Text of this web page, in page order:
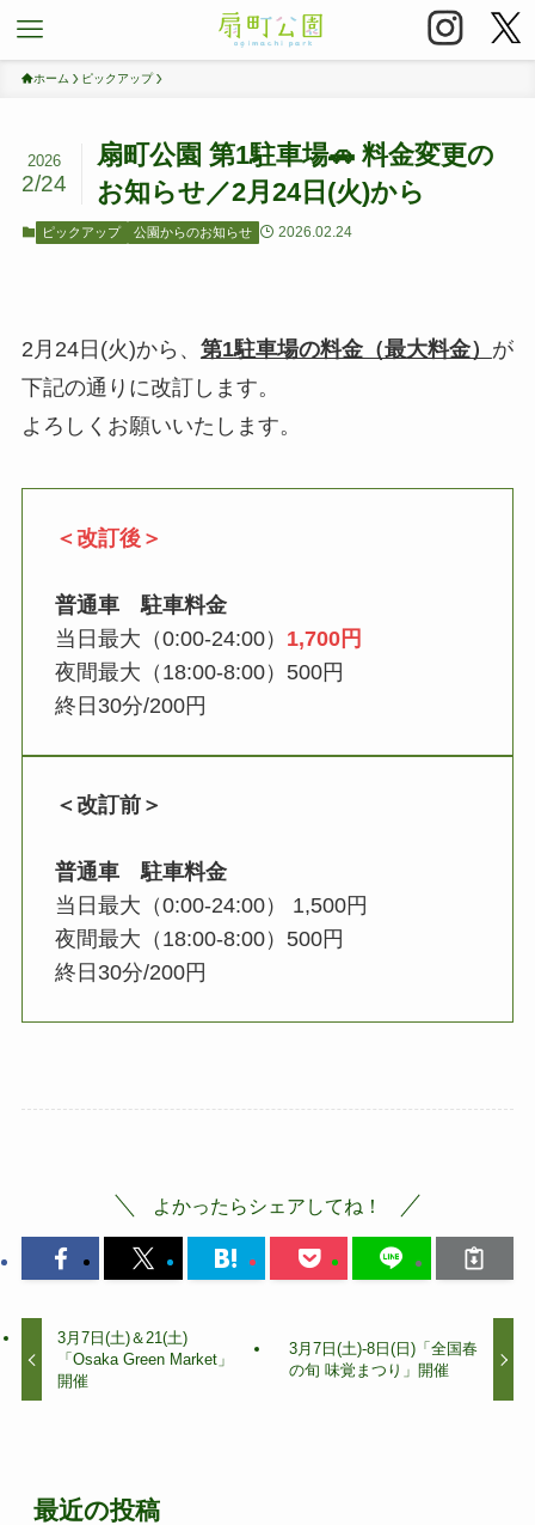
ホーム ピックアップ
扇町公園 第1駐車場🚗 料金変更の
お知らせ／2月24日(火)から
2026
2/24
ピックアップ 公園からのお知らせ 2026.02.24
2月24日(火)から、 第1駐車場の料金（最大料金） が
下記の通りに改訂します。
よろしくお願いいたします。
＜改訂後＞
普通車 駐車料金
当日最大（0:00-24:00） 1,700円
夜間最大（18:00-8:00）500円
終日30分/200円
＜改訂前＞
普通車 駐車料金
当日最大（0:00-24:00） 1,500円
夜間最大（18:00-8:00）500円
終日30分/200円
よかったらシェアしてね！
3月7日(土)＆21(土)
「Osaka Green Market」
開催
3月7日(土)-8日(日)「全国春
の旬 味覚まつり」開催
最近の投稿